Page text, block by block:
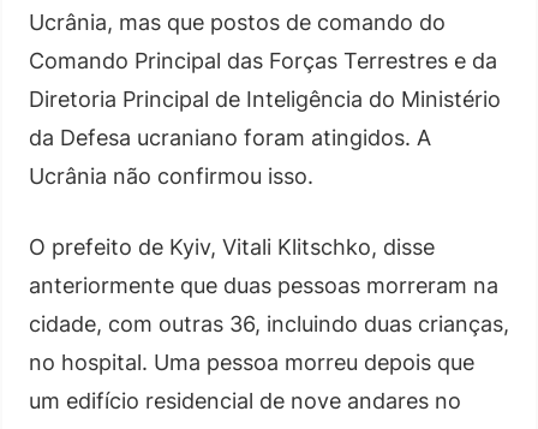
Ucrânia, mas que postos de comando do
Comando Principal das Forças Terrestres e da
Diretoria Principal de Inteligência do Ministério
da Defesa ucraniano foram atingidos. A
Ucrânia não confirmou isso.
O prefeito de Kyiv, Vitali Klitschko, disse
anteriormente que duas pessoas morreram na
cidade, com outras 36, incluindo duas crianças,
no hospital. Uma pessoa morreu depois que
um edifício residencial de nove andares no